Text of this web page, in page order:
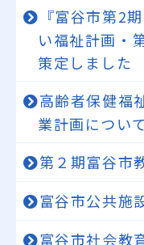
『富谷市第2
い福祉計画・
策定しました
高齢者保健福
業計画について
第２期富谷市
富谷市公共施
富谷市社会教